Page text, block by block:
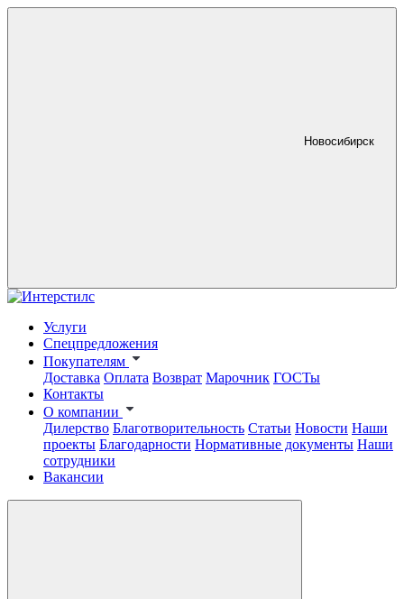
Новосибирск
Услуги
Спецпредложения
Покупателям
Доставка Оплата Возврат Марочник ГОСТы
Контакты
О компании
Дилерство Благотворительность Статьи Новости Наши
проекты Благодарности Нормативные документы Наши
сотрудники
Вакансии